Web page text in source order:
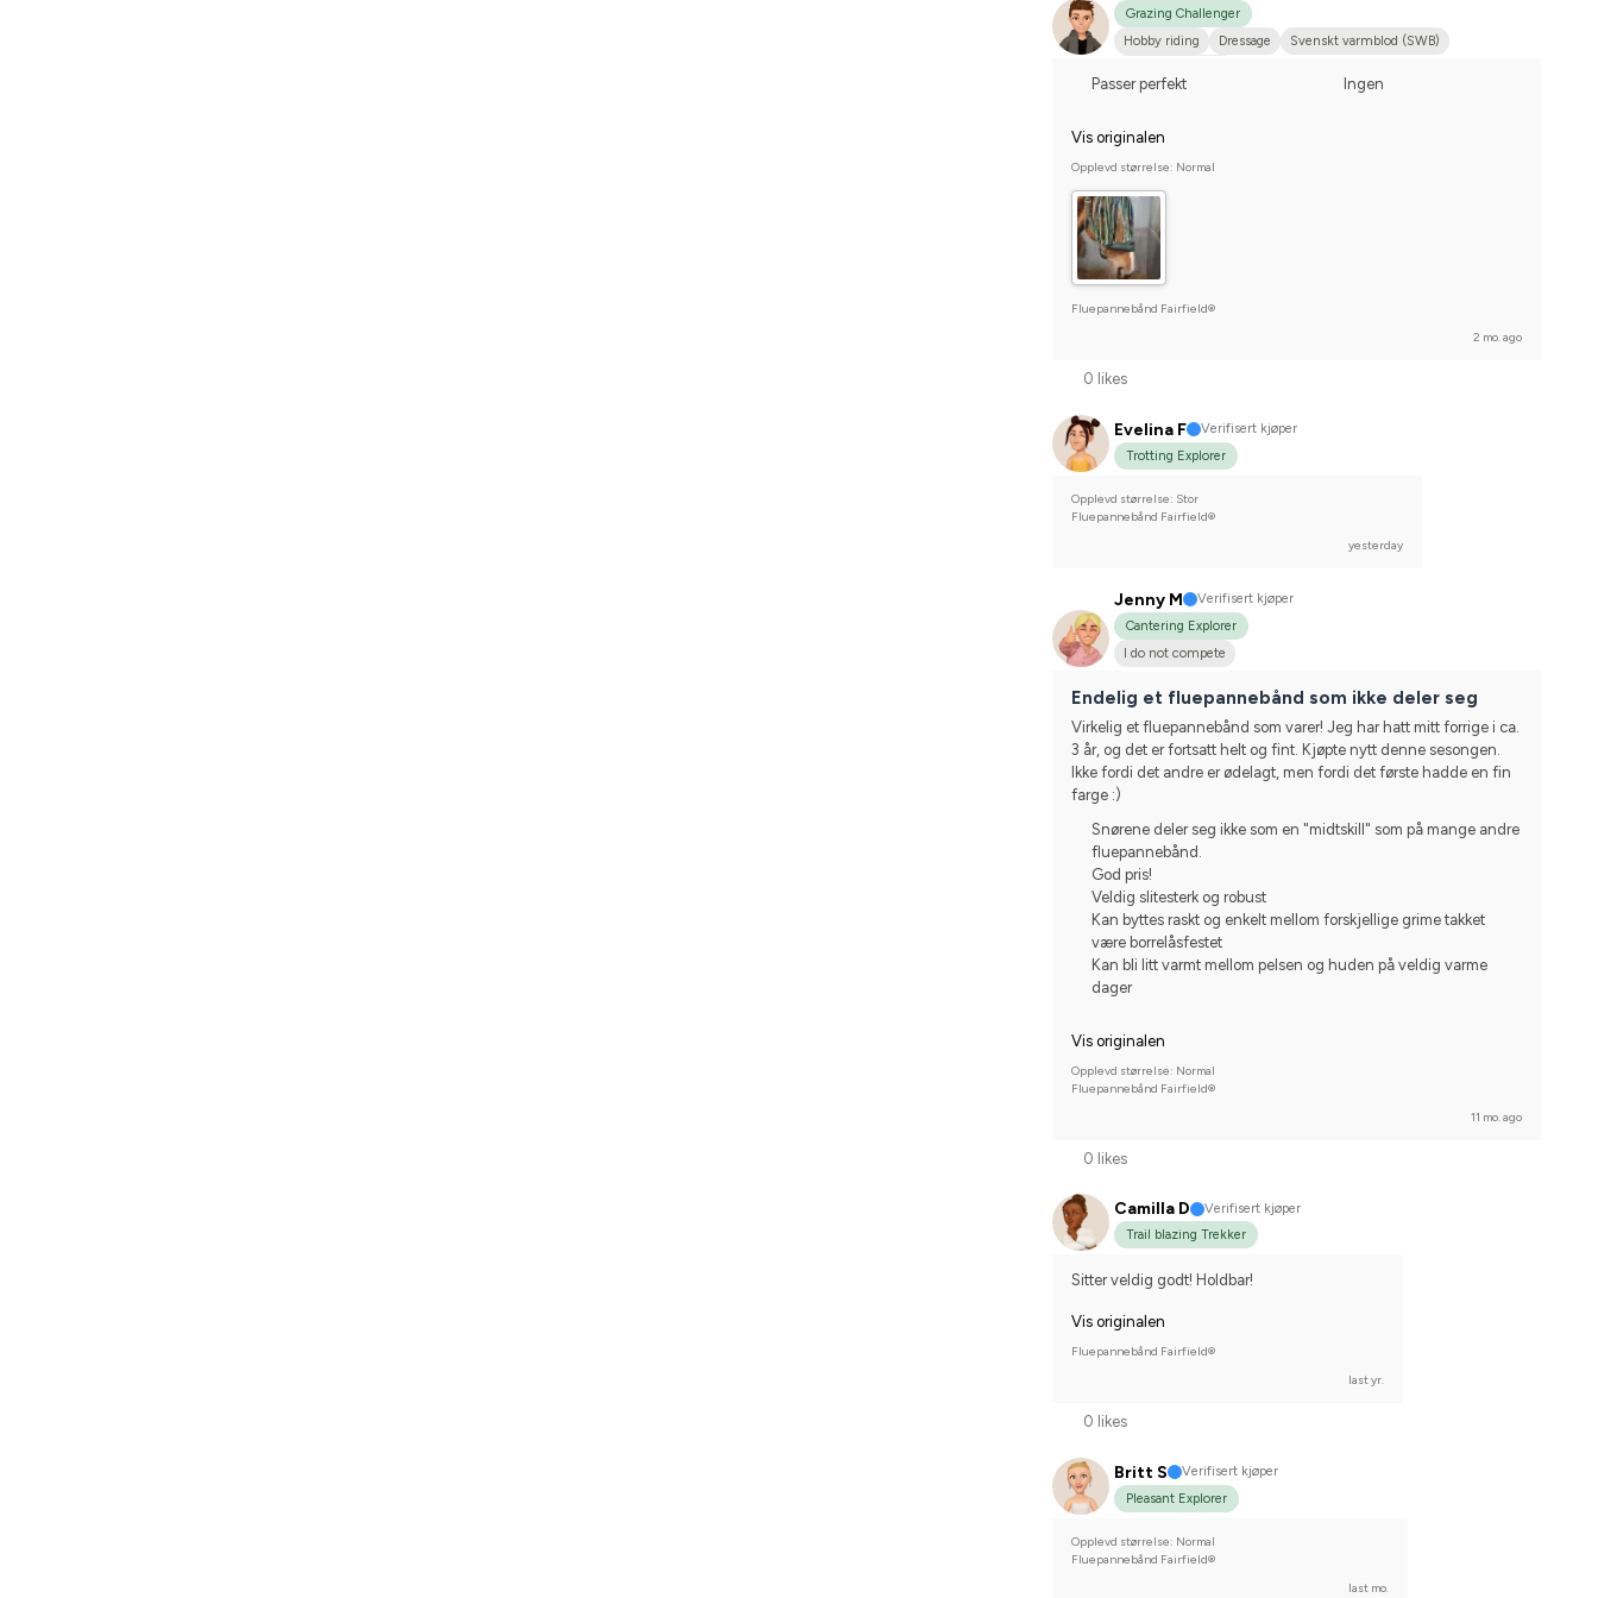
Grazing Challenger
Hobby riding
Dressage
Svenskt varmblod (SWB)
Passer perfekt Ingen
Vis originalen
Opplevd størrelse: Normal
Fluepannebånd Fairfield®
2 mo. ago
0 likes
Evelina F
Verifisert kjøper
Trotting Explorer
Opplevd størrelse: Stor
Fluepannebånd Fairfield®
yesterday
Jenny M
Verifisert kjøper
Cantering Explorer
I do not compete
Endelig et fluepannebånd som ikke deler seg
Virkelig et fluepannebånd som varer! Jeg har hatt mitt forrige i ca.
3 år, og det er fortsatt helt og fint. Kjøpte nytt denne sesongen.
Ikke fordi det andre er ødelagt, men fordi det første hadde en fin
farge :)
Snørene deler seg ikke som en "midtskill" som på mange andre
fluepannebånd.
God pris!
Veldig slitesterk og robust
Kan byttes raskt og enkelt mellom forskjellige grime takket
være borrelåsfestet
Kan bli litt varmt mellom pelsen og huden på veldig varme
dager
Vis originalen
Opplevd størrelse: Normal
Fluepannebånd Fairfield®
11 mo. ago
0 likes
Camilla D
Verifisert kjøper
Trail blazing Trekker
Sitter veldig godt! Holdbar!
Vis originalen
Fluepannebånd Fairfield®
last yr.
0 likes
Britt S
Verifisert kjøper
Pleasant Explorer
Opplevd størrelse: Normal
Fluepannebånd Fairfield®
last mo.